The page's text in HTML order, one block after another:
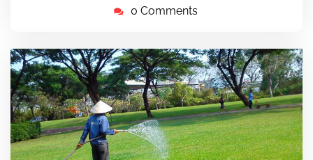
0 Comments